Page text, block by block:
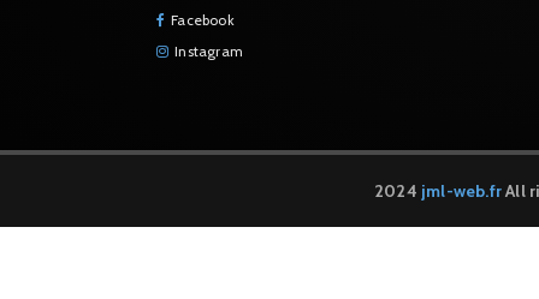
Facebook
Instagram
2024 jml-web.frAll